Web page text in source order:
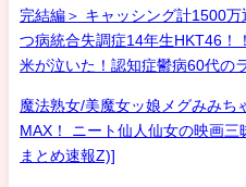
完結編＞ キャッシング計1500
つ病統合失調症14年生HKT46！
米が泣いた！認知症鬱病60代の
魔法熟女/美魔女ッ娘メグみみち
MAX！ ニート仙人仙女の映画
まとめ速報Z)]